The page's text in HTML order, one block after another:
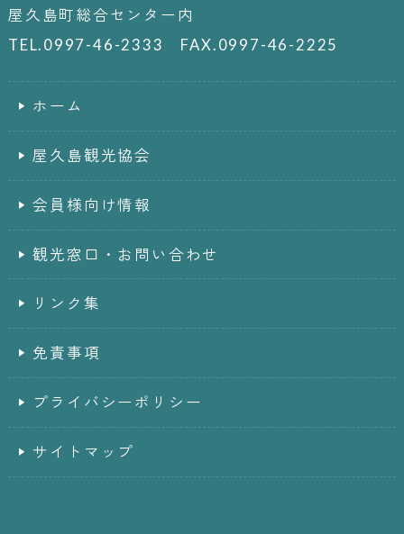
屋久島町総合センター内
TEL.0997-46-2333 FAX.0997-46-2225
ホーム
屋久島観光協会
会員様向け情報
観光窓口・お問い合わせ
リンク集
免責事項
プライバシーポリシー
サイトマップ